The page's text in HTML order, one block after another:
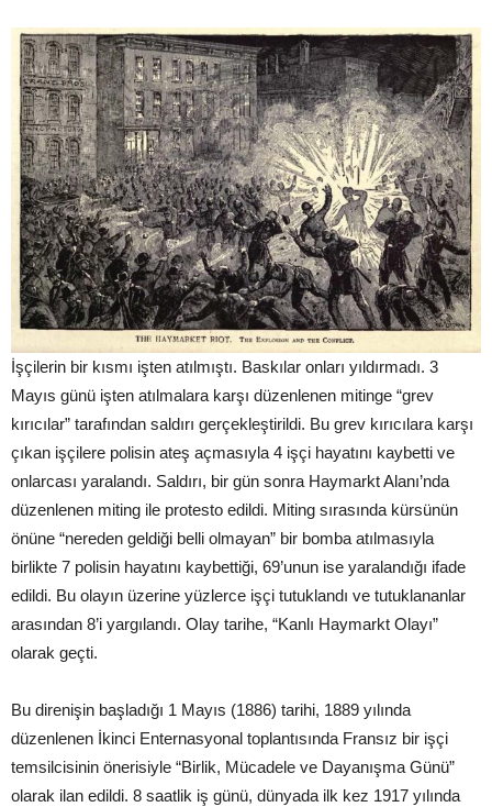
İşçilerin bir kısmı işten atılmıştı. Baskılar onları yıldırmadı. 3
Mayıs günü işten atılmalara karşı düzenlenen mitinge “grev
kırıcılar” tarafından saldırı gerçekleştirildi. Bu grev kırıcılara karşı
çıkan işçilere polisin ateş açmasıyla 4 işçi hayatını kaybetti ve
onlarcası yaralandı. Saldırı, bir gün sonra Haymarkt Alanı’nda
düzenlenen miting ile protesto edildi. Miting sırasında kürsünün
önüne “nereden geldiği belli olmayan” bir bomba atılmasıyla
birlikte 7 polisin hayatını kaybettiği, 69’unun ise yaralandığı ifade
edildi. Bu olayın üzerine yüzlerce işçi tutuklandı ve tutuklananlar
arasından 8’i yargılandı. Olay tarihe, “Kanlı Haymarkt Olayı”
olarak geçti.
Bu direnişin başladığı 1 Mayıs (1886) tarihi, 1889 yılında
düzenlenen İkinci Enternasyonal toplantısında Fransız bir işçi
temsilcisinin önerisiyle “Birlik, Mücadele ve Dayanışma Günü”
olarak ilan edildi. 8 saatlik iş günü, dünyada ilk kez 1917 yılında